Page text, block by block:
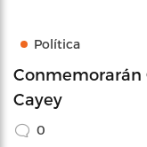
Política
Conmemorarán
Cayey
0